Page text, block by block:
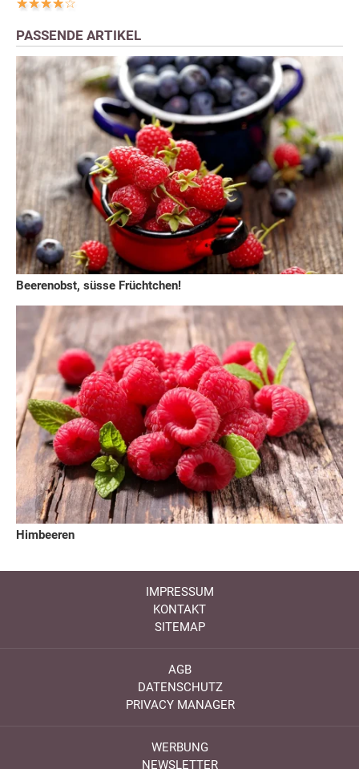
PASSENDE ARTIKEL
Beerenobst, süsse Früchtchen!
Himbeeren
IMPRESSUM
KONTAKT
SITEMAP
AGB
DATENSCHUTZ
PRIVACY MANAGER
WERBUNG
NEWSLETTER